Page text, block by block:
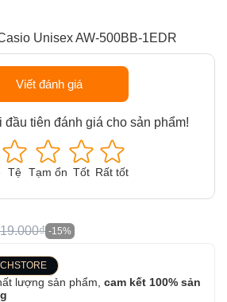
Unisex AW-500BB-1EDR
Viết đánh giá
tiên đánh giá cho sản phẩm!
Tệ Tạm ổn Tốt Rất tốt
-15%
lượng sản phẩm, cam kết 100% sản